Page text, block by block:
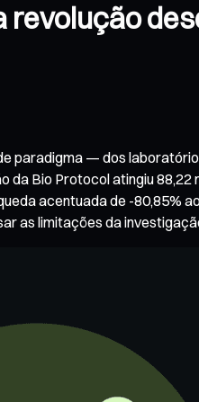
revolução
paradigma — dos
Bio Protocol atingiu
acentuada de -
as limitações da